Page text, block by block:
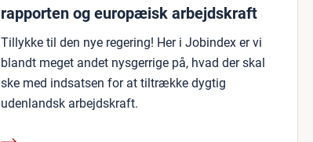
rapporten og europæisk arbejdskraft
Tillykke til den nye regering! Her i Jobindex er vi
blandt meget andet nysgerrige på, hvad der skal
ske med indsatsen for at tiltrække dygtig
udenlandsk arbejdskraft.